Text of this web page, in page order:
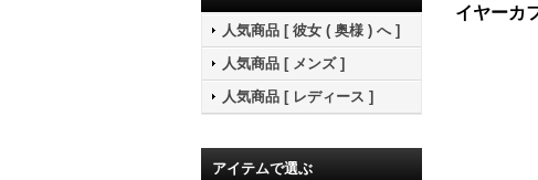
人気商品 [ 彼女 ( 奥様 ) へ ]
人気商品 [ メンズ ]
人気商品 [ レディース ]
アイテムで選ぶ
イヤーカ